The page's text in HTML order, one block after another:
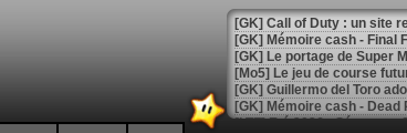
[GK] Le portage de Super
[Mo5] Le jeu de course
[GK] Guillermo del Toro
[LTF] Eté 2026 - Séquence